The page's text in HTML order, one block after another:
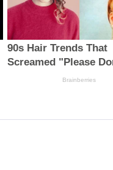
90s Hair Trends That
Screamed "Please
Brainberries